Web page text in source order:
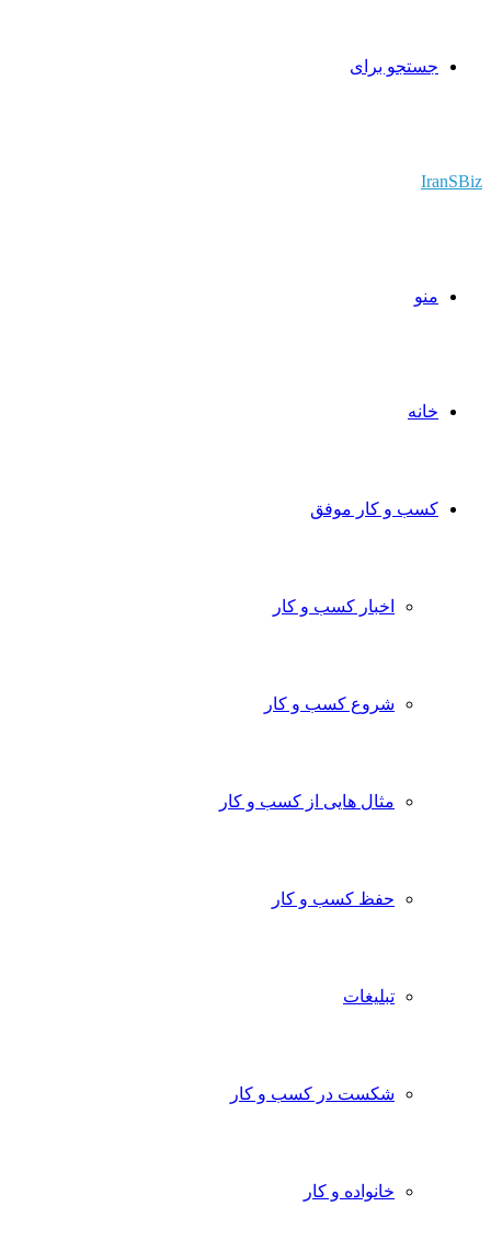
جستجو برای
IranSBiz
منو
خانه
کسب و کار موفق
اخبار کسب و کار
شروع کسب و کار
مثال هایی از کسب و کار
حفظ کسب و کار
تبلیغات
شکست در کسب و کار
خانواده و کار